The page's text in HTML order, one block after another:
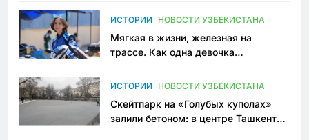
ИСТОРИИ НОВОСТИ УЗБЕКИСТАНА
Мягкая в жизни, железная на
трассе. Как одна девочка
Узбекистане
ИСТОРИИ НОВОСТИ УЗБЕКИСТАНА
Скейтпарк на «Голубых куполах»
залили бетоном: в центре Ташкента